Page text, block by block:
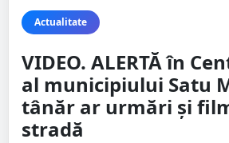
Actualitate
VIDEO. ALERTĂ în
al municipiului Satu
tânăr ar urmări și
stradă